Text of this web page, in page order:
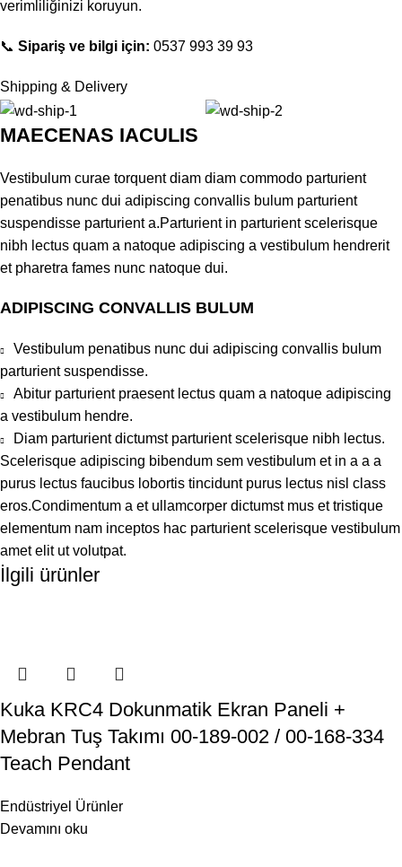
verimliliğinizi koruyun.
📞 Sipariş ve bilgi için: 0537 993 39 93
Shipping & Delivery
MAECENAS IACULIS
Vestibulum curae torquent diam diam commodo parturient
penatibus nunc dui adipiscing convallis bulum parturient
suspendisse parturient a.Parturient in parturient scelerisque
nibh lectus quam a natoque adipiscing a vestibulum hendrerit
et pharetra fames nunc natoque dui.
ADIPISCING CONVALLIS BULUM
Vestibulum penatibus nunc dui adipiscing convallis bulum
parturient suspendisse.
Abitur parturient praesent lectus quam a natoque adipiscing
a vestibulum hendre.
Diam parturient dictumst parturient scelerisque nibh lectus.
Scelerisque adipiscing bibendum sem vestibulum et in a a a
purus lectus faucibus lobortis tincidunt purus lectus nisl class
eros.Condimentum a et ullamcorper dictumst mus et tristique
elementum nam inceptos hac parturient scelerisque vestibulum
amet elit ut volutpat.
İlgili ürünler
Kuka KRC4 Dokunmatik Ekran Paneli +
Mebran Tuş Takımı 00-189-002 / 00-168-334
Teach Pendant
Endüstriyel Ürünler
Devamını oku